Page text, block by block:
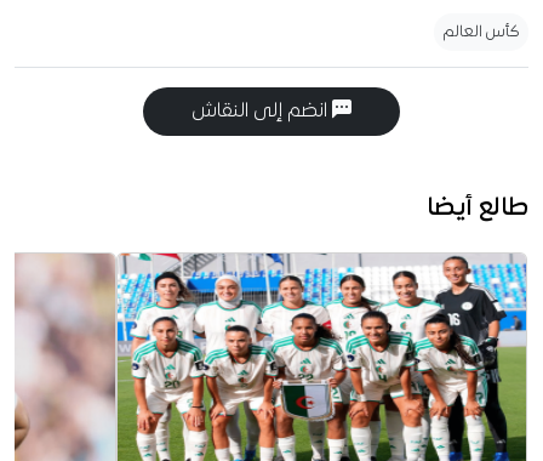
كأس العالم
انضم إلى النقاش
طالع أيضا